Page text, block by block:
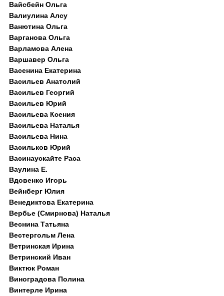
Вайсбейн Ольга
Валиулина Алсу
Ванютина Ольга
Варганова Ольга
Варламова Алена
Варшавер Ольга
Васенина Екатерина
Васильев Анатолий
Васильев Георгий
Васильев Юрий
Васильева Ксения
Васильева Наталья
Васильева Нина
Васильков Юрий
Васинаускайте Раса
Ваулина Е.
Вдовенко Игорь
Вейнберг Юлия
Венедиктова Екатерина
Вербье (Смирнова) Наталья
Веснина Татьяна
Вестергольм Лена
Ветринская Ирина
Ветринский Иван
Виктюк Роман
Виноградова Полина
Винтерле Ирина